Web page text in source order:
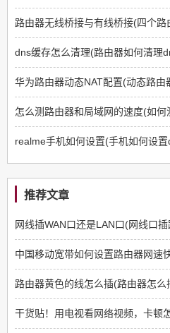
路由器无线桥接与有线桥接(四个路
dns缓存怎么清理(路由器如何清理
华为路由器动态NAT配置(动态路由
怎么测路由器和局域网的速度(如
realme手机如何设置(手机如何设
推荐文章
网线插WAN口还是LAN口(网线口
路由器黄色的线怎么插(路由器怎么
干货贴！用电视看网络视频，卡顿